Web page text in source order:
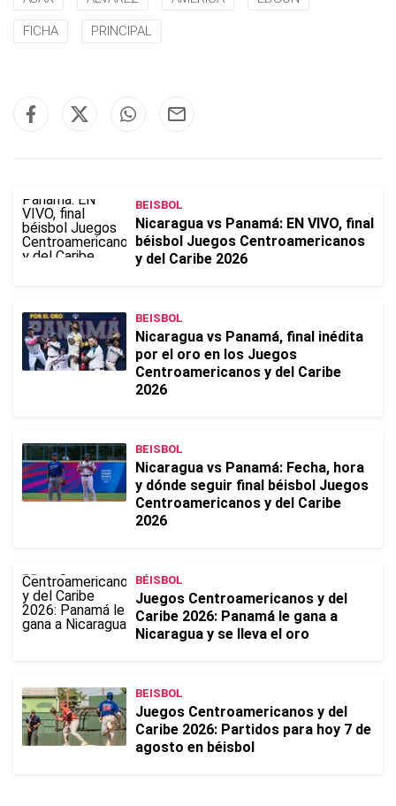
FICHA PRINCIPAL
BEISBOL
Nicaragua vs Panamá: EN VIVO, final
béisbol Juegos Centroamericanos
y del Caribe 2026
BEISBOL
Nicaragua vs Panamá, final inédita
por el oro en los Juegos
Centroamericanos y del Caribe
2026
BEISBOL
Nicaragua vs Panamá: Fecha, hora
y dónde seguir final béisbol Juegos
Centroamericanos y del Caribe
2026
BÉISBOL
Juegos Centroamericanos y del
Caribe 2026: Panamá le gana a
Nicaragua y se lleva el oro
BEISBOL
Juegos Centroamericanos y del
Caribe 2026: Partidos para hoy 7 de
agosto en béisbol